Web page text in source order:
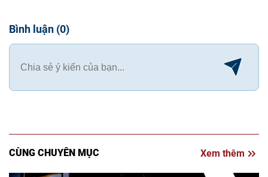
Bình luận (0)
CÙNG CHUYÊN MỤC Xem thêm